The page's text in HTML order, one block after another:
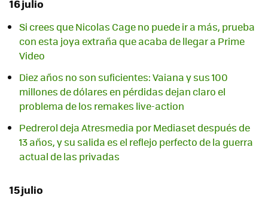
16 julio
Si crees que Nicolas Cage no puede ir a más, prueba
con esta joya extraña que acaba de llegar a Prime
Video
Diez años no son suficientes: Vaiana y sus 100
millones de dólares en pérdidas dejan claro el
problema de los remakes live-action
Pedrerol deja Atresmedia por Mediaset después de
13 años, y su salida es el reflejo perfecto de la guerra
actual de las privadas
15 julio